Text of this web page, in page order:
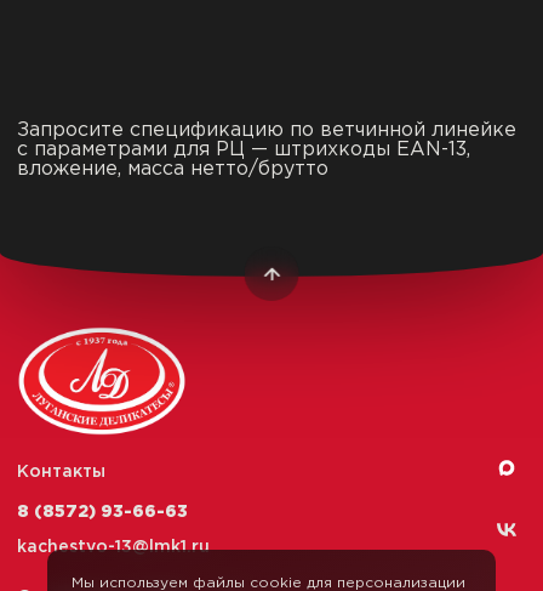
Мы используем файлы cookie для персонализации
Запросите спецификацию по ветчинной линейке
с параметрами для РЦ — штрихкоды EAN-13,
вложение, масса нетто/брутто
Контакты
8 (8572) 93-66-63
kachestvo-13@lmk1.ru